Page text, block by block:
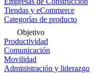
Tiendas y eCommerce
Categorías de producto
Objetivo
Productividad
Comunicación
Movilidad
Administración y liderazgo